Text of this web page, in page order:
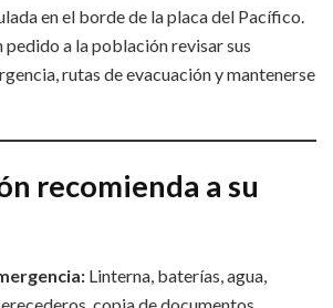
en el borde de la placa del Pacífico.
pedido a la población revisar sus
rutas de evacuación y mantenerse
recomienda a su
Linterna, baterías, agua,